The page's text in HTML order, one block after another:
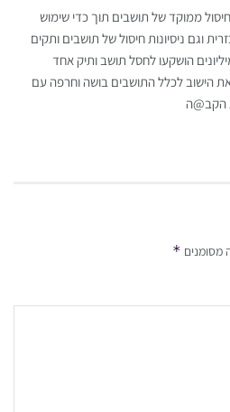
חיסול ממוקד של תושבים תוך כדי שימוש
וגם ניסיונות חיסול של תושבים ותקים
הושקעו לחסל תושב ותיק אחד
הישוב לכלל התושבים בושה וחרפה עם
הקב@ה
מסומנים *